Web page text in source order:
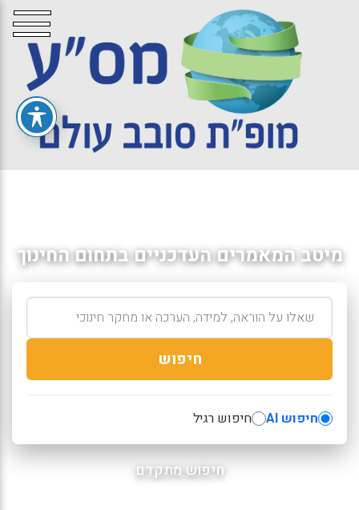
מיטב המאמרים העדכניים בתחום החינוך
חיפוש
חיפוש AI חיפוש רגיל
חיפוש מתקדם